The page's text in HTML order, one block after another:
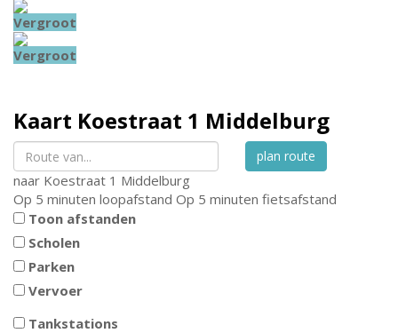
Vergroot
Vergroot
Kaart Koestraat 1 Middelburg
plan route
naar Koestraat 1 Middelburg
Op 5 minuten loopafstand Op 5 minuten fietsafstand
Toon afstanden
Scholen
Parken
Vervoer
Tankstations